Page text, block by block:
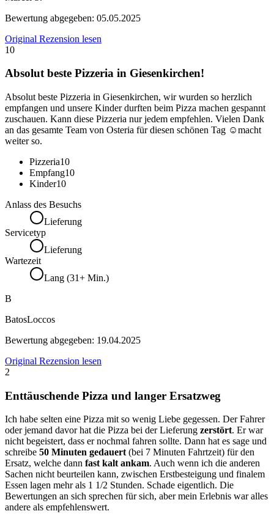
Bewertung abgegeben: 05.05.2025
Original Rezension lesen
10
Absolut beste Pizzeria in Giesenkirchen!
Absolut beste Pizzeria in Giesenkirchen, wir wurden so herzlich
empfangen und unsere Kinder durften beim Pizza machen gespannt
zuschauen. Kann diese Pizzeria nur jedem empfehlen. Vielen Dank
an das gesamte Team von Osteria für diesen schönen Tag ☺️macht
weiter so.
Pizzeria10
Empfang10
Kinder10
Anlass des Besuchs
Lieferung
Servicetyp
Lieferung
Wartezeit
Lang (31+ Min.)
B
BatosLoccos
Bewertung abgegeben: 19.04.2025
Original Rezension lesen
2
Enttäuschende Pizza und langer Ersatzweg
Ich habe selten eine Pizza mit so wenig Liebe gegessen. Der Fahrer
oder jemand davor hat die Pizza bei der Lieferung zerstört. Er war
nicht begeistert, dass er nochmal fahren sollte. Dann hat es sage und
schreibe 50 Minuten gedauert(bei 7 Minuten Fahrtzeit) für den
Ersatz, welche dann fast kalt ankam. Auch wenn ich die anderen
Sachen nicht beurteilen kann, zwischen Erstbesteigung und finalem
Essen lagen mehr als 1 1/2 Stunden. Schade eigentlich. Die
Bewertungen an sich sprechen für sich, aber mein Erlebnis war alles
andere als empfehlenswert.